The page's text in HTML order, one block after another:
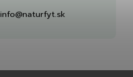
info@naturfyt.sk